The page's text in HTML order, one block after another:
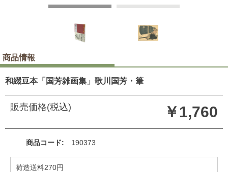
商品情報
和綴豆本「国芳雑画集」歌川国芳・筆
販売価格(税込) ￥1,760
商品コード 190373
荷造送料270円